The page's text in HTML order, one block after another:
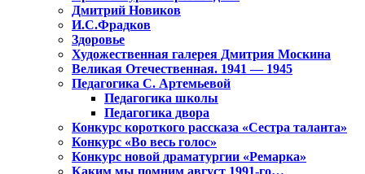
Дмитрий Новиков
И.С.Фрадков
Здоровье
Художественная галерея Дмитрия Москина
Великая Отечественная. 1941 — 1945
Педагогика С. Артемьевой
Педагогика школы
Педагогика двора
Конкурс короткого рассказа «Сестра таланта»
Конкурс «Во весь голос»
Конкурс новой драматургии «Ремарка»